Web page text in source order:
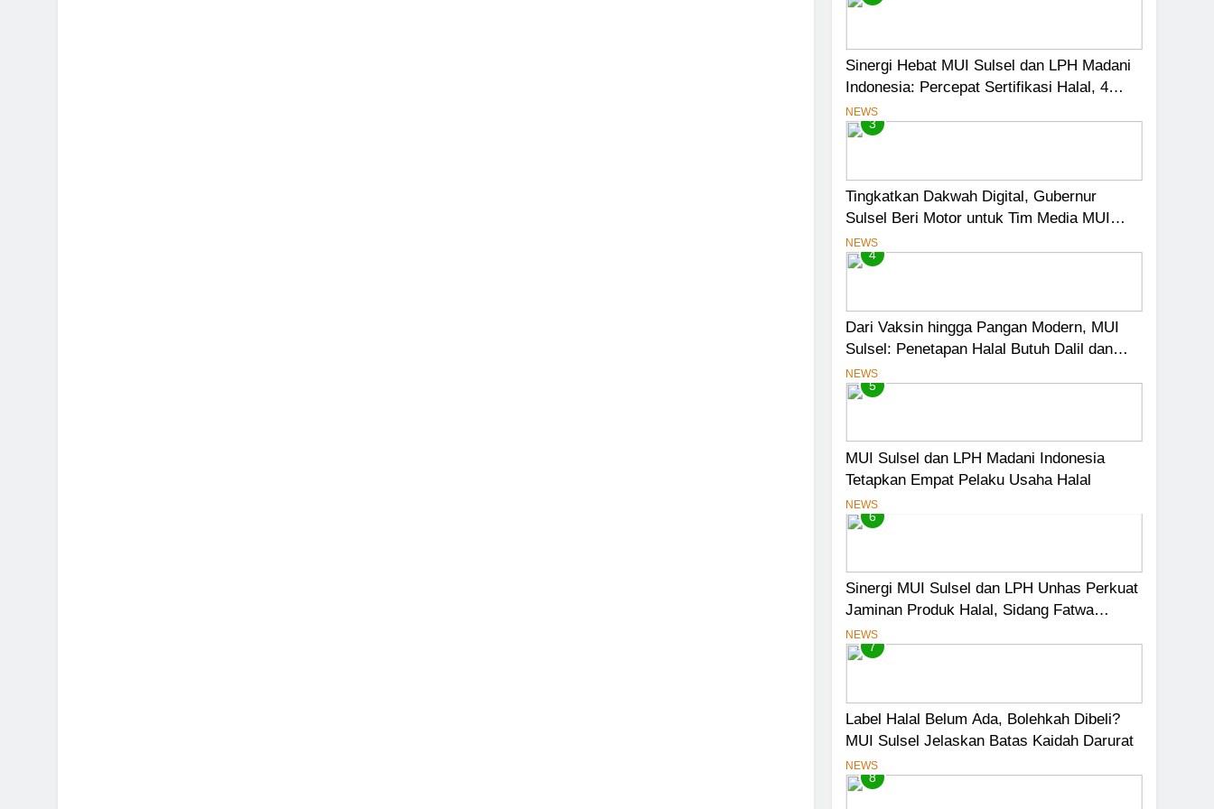
Sinergi Hebat MUI Sulsel dan LPH Madani
Indonesia: Percepat Sertifikasi Halal, 4
Pelaku Usaha Mikro Lulus Sidang Fatwa
NEWS
3
Tingkatkan Dakwah Digital, Gubernur
Sulsel Beri Motor untuk Tim Media MUI
Sulawesi Selatan
NEWS
4
Dari Vaksin hingga Pangan Modern, MUI
Sulsel: Penetapan Halal Butuh Dalil dan
Sains
NEWS
5
MUI Sulsel dan LPH Madani Indonesia
Tetapkan Empat Pelaku Usaha Halal
NEWS
6
Sinergi MUI Sulsel dan LPH Unhas Perkuat
Jaminan Produk Halal, Sidang Fatwa
Tetapkan Kehalalan 7 Pelaku Usaha
NEWS
7
Label Halal Belum Ada, Bolehkah Dibeli?
MUI Sulsel Jelaskan Batas Kaidah Darurat
NEWS
8